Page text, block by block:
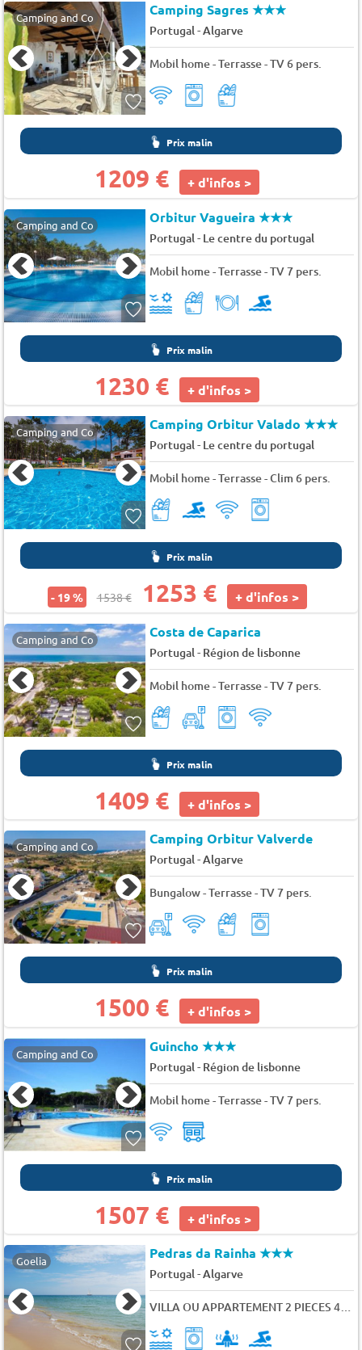
Camping and Co Camping Sagres★★★
Portugal-Algarve
Mobil home - Terrasse - TV 6 pers.
Prix malin
1209 € + d'infos >
Camping and Co Orbitur Vagueira★★★
Portugal- Le centre du portugal
Mobil home - Terrasse - TV 7 pers.
Prix malin
1230 € + d'infos >
Camping and Co Camping Orbitur Valado★★★
Portugal- Le centre du portugal
Mobil home - Terrasse - Clim 6 pers.
Prix malin
- 19 % 1538 € 1253 € + d'infos >
Camping and Co Costa de Caparica
Portugal- Région de lisbonne
Mobil home - Terrasse - TV 7 pers.
Prix malin
1409 € + d'infos >
Camping and Co Camping Orbitur Valverde
Portugal-Algarve
Bungalow - Terrasse - TV 7 pers.
Prix malin
1500 € + d'infos >
Camping and Co Guincho★★★
Portugal- Région de lisbonne
Mobil home - Terrasse - TV 7 pers.
Prix malin
1507 € + d'infos >
Goelia Pedras da Rainha★★★
Portugal-Algarve
VILLA OU APPARTEMENT 2 PIECES 4 PERS.